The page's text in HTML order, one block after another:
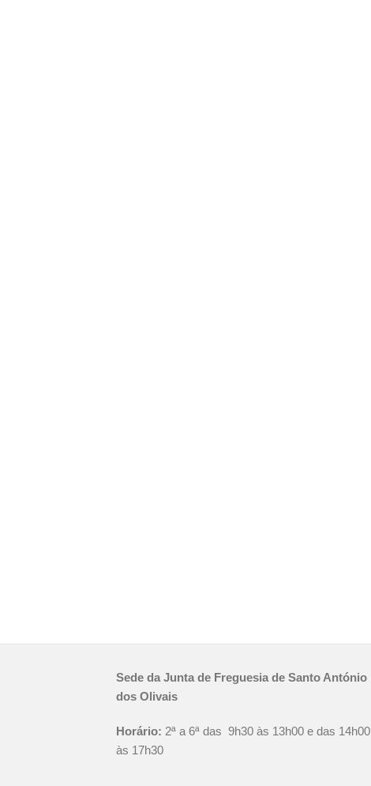
Sede da Junta de Freguesia de Santo António
dos Olivais
Horário: 2ª a 6ª das 9h30 às 13h00 e das 14h00
às 17h30